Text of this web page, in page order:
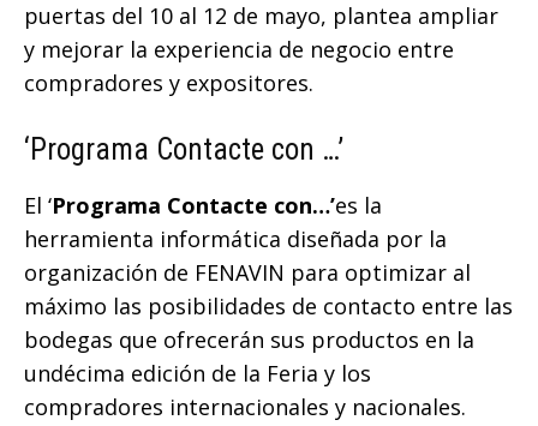
puertas del 10 al 12 de mayo, plantea ampliar
y mejorar la experiencia de negocio entre
compradores y expositores.
‘Programa Contacte con …’
El ‘Programa Contacte con…’es la
herramienta informática diseñada por la
organización de FENAVIN para optimizar al
máximo las posibilidades de contacto entre las
bodegas que ofrecerán sus productos en la
undécima edición de la Feria y los
compradores internacionales y nacionales.